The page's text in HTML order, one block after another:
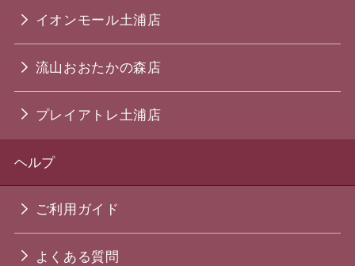
イオンモール土浦店
流山おおたかの森店
プレイアトレ土浦店
ヘルプ
ご利用ガイド
よくある質問